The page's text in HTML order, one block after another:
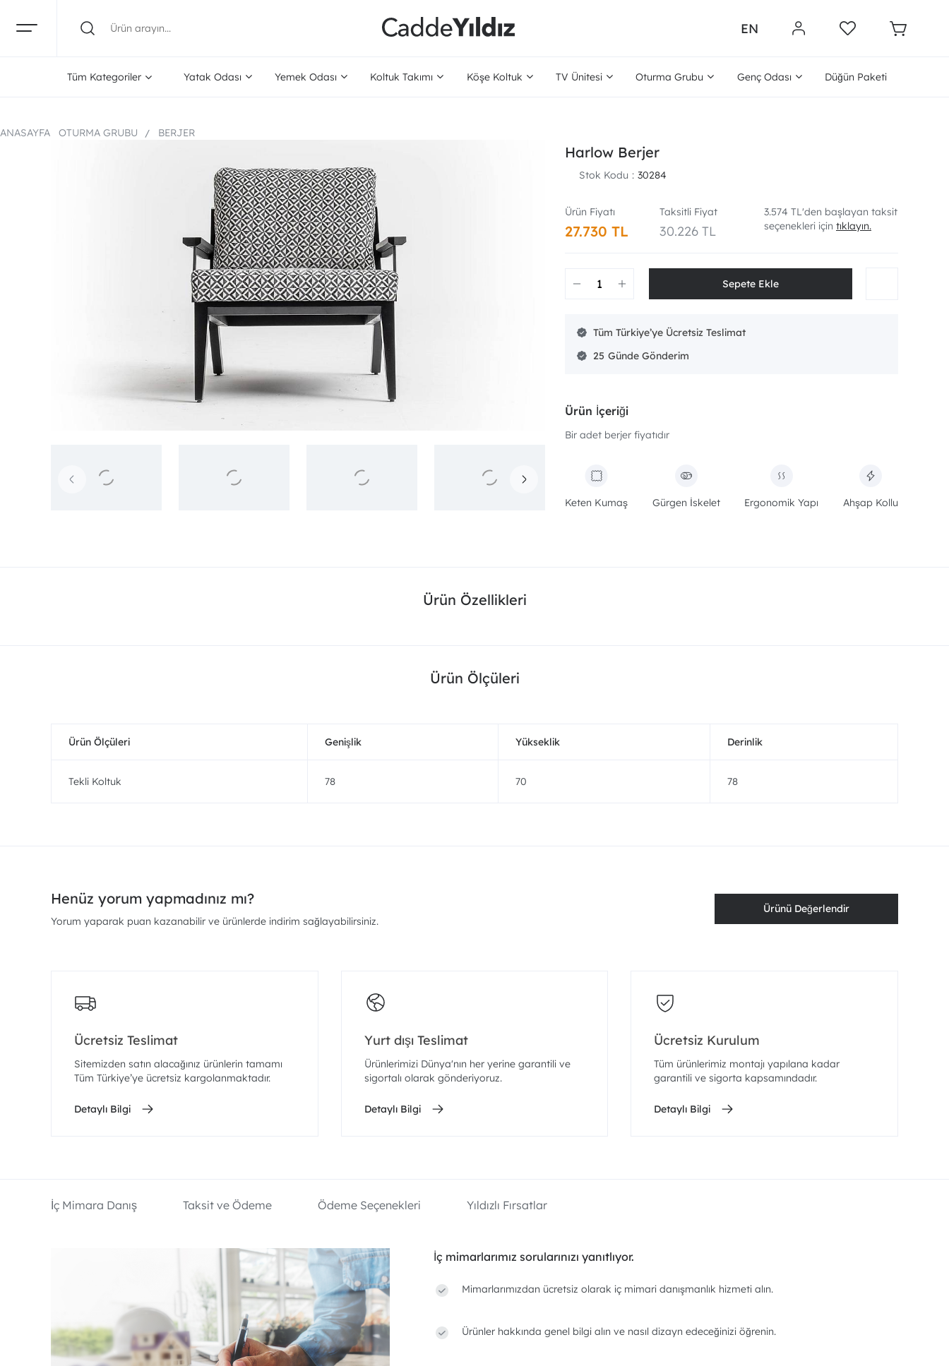
EN
Tüm Kategoriler Yatak Odası Yemek Odası Koltuk Takımı Köşe Koltuk TV Ünitesi Oturma Grubu Genç Odası Düğün Paketi
ANASAYFA OTURMA GRUBU BERJER
Harlow Berjer
Stok Kodu 30284
27.730 TL
Taksitli Fiyat
30.226 TL
3.574 TL'den başlayan taksit
seçenekleri için tıklayın.
25
Tüm Türkiye’ye Ücretsiz Teslimat
Ürün İçeriği
Bir adet berjer fiyatıdır
Keten Kumaş Gürgen İskelet Ergonomik Yapı Ahşap Kollu
Ürün Özellikleri
Ürün Ölçüleri
Ürün Ölçüleri Genişlik Yükseklik Derinlik
Tekli Koltuk 78 70 78
Henüz yorum yapmadınız mı?
Yorum yaparak puan kazanabilir ve ürünlerde indirim sağlayabilirsiniz.
Ürünü Değerlendir
Ücretsiz Teslimat
Sitemizden satın alacağınız ürünlerin tamamı
Tüm Türkiye’ye ücretsiz kargolanmaktadır.
Detaylı Bilgi
Yurt dışı Teslimat
Ürünlerimizi Dünya'nın her yerine garantili ve
sigortalı olarak gönderiyoruz.
Detaylı Bilgi
Ücretsiz Kurulum
Tüm ürünlerimiz montajı yapılana kadar
garantili ve sigorta kapsamındadır.
Detaylı Bilgi
İç Mimara Danış Taksit ve Ödeme Ödeme Seçenekleri Yıldızlı Fırsatlar
İç mimarlarımız sorularınızı yanıtlıyor.
Mimarlarımızdan ücretsiz olarak iç mimari danışmanlık hizmeti alın.
Ürünler hakkında genel bilgi alın ve nasıl dizayn edeceğinizi öğrenin.